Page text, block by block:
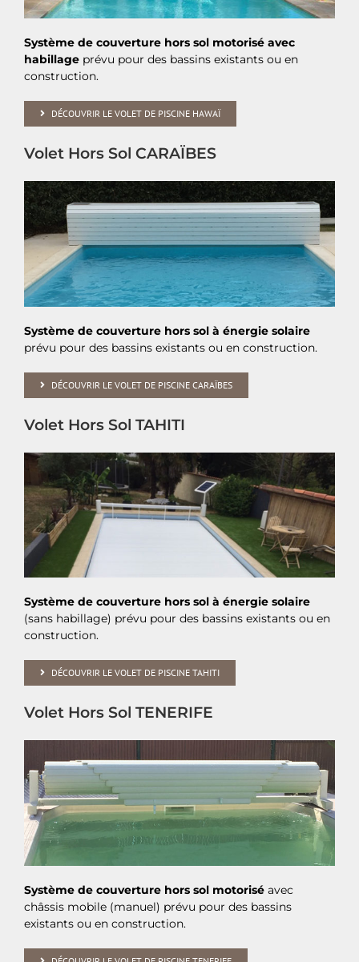
Système de couverture hors sol motorisé avec
habillage prévu pour des bassins existants ou en
construction.
DÉCOUVRIR LE VOLET DE PISCINE HAWAÏ
Volet Hors Sol CARAÏBES
Système de couverture hors sol à énergie solaire
prévu pour des bassins existants ou en construction.
DÉCOUVRIR LE VOLET DE PISCINE CARAÏBES
Volet Hors Sol TAHITI
Système de couverture hors sol à énergie solaire
(sans habillage) prévu pour des bassins existants ou en
construction.
DÉCOUVRIR LE VOLET DE PISCINE TAHITI
Volet Hors Sol TENERIFE
Système de couverture hors sol motorisé avec
châssis mobile (manuel) prévu pour des bassins
existants ou en construction.